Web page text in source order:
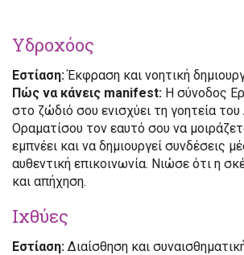
Υδροχόος
Εστίαση:Έκφραση και νοητική
Πώς να κάνεις manifest: Η σύνοδος
στο ζώδιό σου ενισχύει τη γοητεία
Οραματίσου τον εαυτό σου να
εμπνέει και να δημιουργεί συνδέσεις
αυθεντική επικοινωνία. Νιώσε ότι η
και απήχηση.
Ιχθύες
Εστίαση: Διαίσθηση και